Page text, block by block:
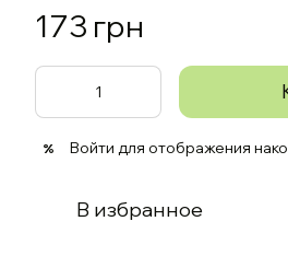
173 грн
% Войти для отображения
В избранное